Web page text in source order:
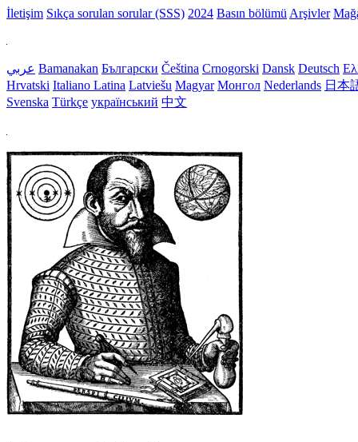
İletişim Sıkça sorulan sorular (SSS) 2024 Basın bölümü Arşivler
عربي Bamanakan Български Čeština Crnogorski Dansk Deutsch
Hrvatski Italiano Latina Latviešu Magyar Монгол Nederlands 日本
Svenska Türkçe український 中文